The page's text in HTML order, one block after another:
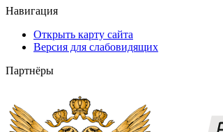
Навигация
Открыть карту сайта
Версия для слабовидящих
Партнёры